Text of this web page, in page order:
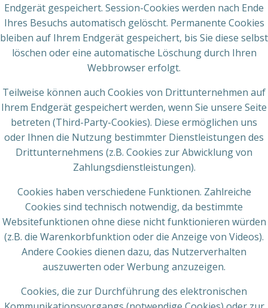
Endgerät gespeichert. Session-Cookies werden nach Ende
Ihres Besuchs automatisch gelöscht. Permanente Cookies
bleiben auf Ihrem Endgerät gespeichert, bis Sie diese selbst
löschen oder eine automatische Löschung durch Ihren
Webbrowser erfolgt.
Teilweise können auch Cookies von Drittunternehmen auf
Ihrem Endgerät gespeichert werden, wenn Sie unsere Seite
betreten (Third-Party-Cookies). Diese ermöglichen uns
oder Ihnen die Nutzung bestimmter Dienstleistungen des
Drittunternehmens (z.B. Cookies zur Abwicklung von
Zahlungsdienstleistungen).
Cookies haben verschiedene Funktionen. Zahlreiche
Cookies sind technisch notwendig, da bestimmte
Websitefunktionen ohne diese nicht funktionieren würden
(z.B. die Warenkorbfunktion oder die Anzeige von Videos).
Andere Cookies dienen dazu, das Nutzerverhalten
auszuwerten oder Werbung anzuzeigen.
Cookies, die zur Durchführung des elektronischen